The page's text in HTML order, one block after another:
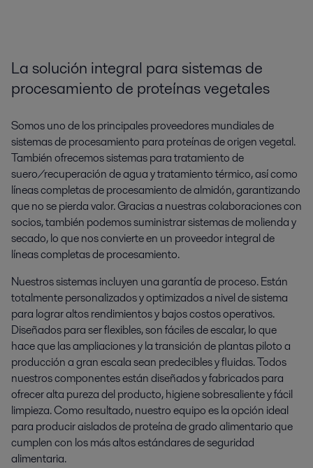
La solución integral para sistemas de
procesamiento de proteínas vegetales
Somos uno de los principales proveedores mundiales de
sistemas de procesamiento para proteínas de origen vegetal.
También ofrecemos sistemas para tratamiento de
suero/recuperación de agua y tratamiento térmico, así como
líneas completas de procesamiento de almidón, garantizando
que no se pierda valor. Gracias a nuestras colaboraciones con
socios, también podemos suministrar sistemas de molienda y
secado, lo que nos convierte en un proveedor integral de
líneas completas de procesamiento.
Nuestros sistemas incluyen una garantía de proceso. Están
totalmente personalizados y optimizados a nivel de sistema
para lograr altos rendimientos y bajos costos operativos.
Diseñados para ser flexibles, son fáciles de escalar, lo que
hace que las ampliaciones y la transición de plantas piloto a
producción a gran escala sean predecibles y fluidas. Todos
nuestros componentes están diseñados y fabricados para
ofrecer alta pureza del producto, higiene sobresaliente y fácil
limpieza. Como resultado, nuestro equipo es la opción ideal
para producir aislados de proteína de grado alimentario que
cumplen con los más altos estándares de seguridad
alimentaria.